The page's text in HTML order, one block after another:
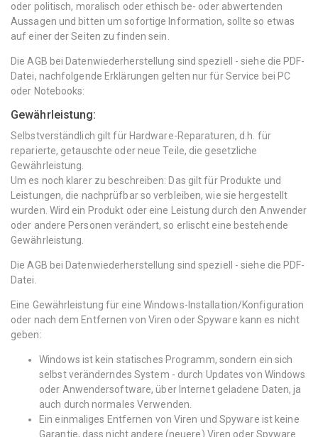
oder politisch, moralisch oder ethisch be- oder abwertenden
Aussagen und bitten um sofortige Information, sollte so etwas
auf einer der Seiten zu finden sein.
Die AGB bei Datenwiederherstellung sind speziell - siehe die PDF-
Datei, nachfolgende Erklärungen gelten nur für Service bei PC
oder Notebooks:
Gewährleistung:
Selbstverständlich gilt für Hardware-Reparaturen, d.h. für
reparierte, getauschte oder neue Teile, die gesetzliche
Gewährleistung.
Um es noch klarer zu beschreiben: Das gilt für Produkte und
Leistungen, die nachprüfbar so verbleiben, wie sie hergestellt
wurden. Wird ein Produkt oder eine Leistung durch den Anwender
oder andere Personen verändert, so erlischt eine bestehende
Gewährleistung.
Die AGB bei Datenwiederherstellung sind speziell - siehe die PDF-
Datei.
Eine Gewährleistung für eine Windows-Installation/Konfiguration
oder nach dem Entfernen von Viren oder Spyware kann es nicht
geben:
Windows ist kein statisches Programm, sondern ein sich
selbst veränderndes System - durch Updates von Windows
oder Anwendersoftware, über Internet geladene Daten, ja
auch durch normales Verwenden.
Ein einmaliges Entfernen von Viren und Spyware ist keine
Garantie, dass nicht andere (neuere) Viren oder Spyware